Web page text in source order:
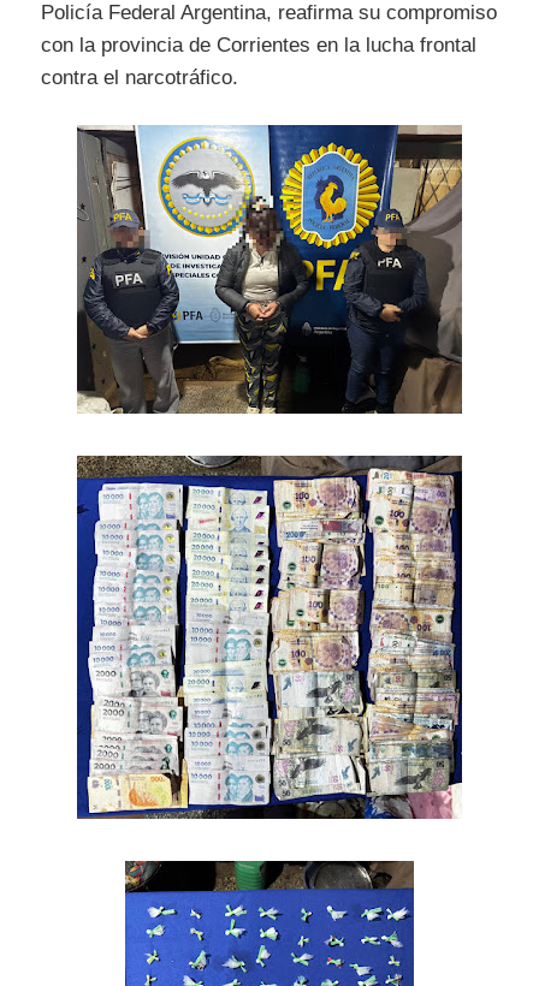
Policía Federal Argentina, reafirma su compromiso
con la provincia de Corrientes en la lucha frontal
contra el narcotráfico.